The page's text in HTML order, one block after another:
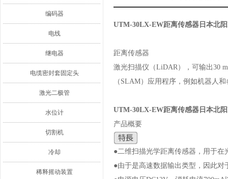
编码器
电线
继电器
电缆密封套固定头
激光二极管
水位计
切割机
冷却
稀释摇动装置
UTM-30LX-EW距离传感器日本北
距离传感器
激光扫描仪（LiDAR），可输出30
（SLAM）应用程序，例如机器人
UTM-30LX-EW距离传感器日本北
产品概要
●二维扫描光学距离传感器，用于
●由于是高速数据输出类型，因此